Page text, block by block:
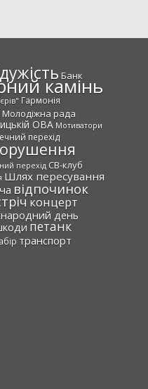
Банк
камінь
Гармонія
Молодіжна рада
ОВА Мотиватори
перехід
перехід СВ-клуб
Шлях пересування
відпочинок
концерт
день
петанк
транспорт